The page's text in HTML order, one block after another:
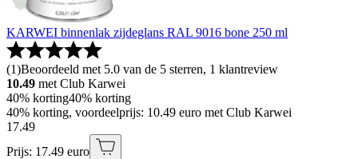
KARWEI binnenlak zijdeglans RAL 9016 bone 250 ml
(1)Beoordeeld met 5.0 van de 5 sterren, 1 klantreview
10.49 met Club Karwei
40% korting40% korting
40% korting, voordeelprijs: 10.49 euro met Club Karwei
17.49
Prijs: 17.49 euro